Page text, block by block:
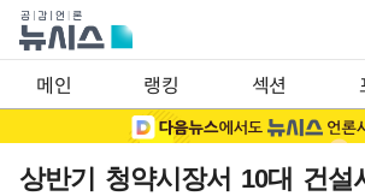
메인 랭킹 섹션
상반기 청약시장서 10대 건설